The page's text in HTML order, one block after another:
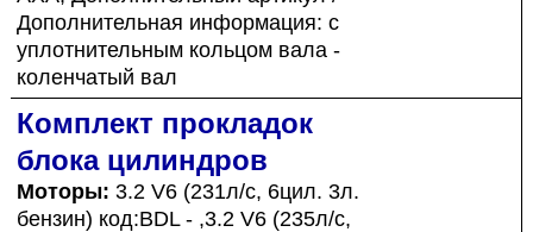
Дополнительная информация: с
уплотнительным кольцом вала -
коленчатый вал
Комплект прокладок
блока цилиндров
Моторы: 3.2 V6 (231л/с, 6цил. 3л.
бензин) код:BDL - ,3.2 V6 (235л/с,